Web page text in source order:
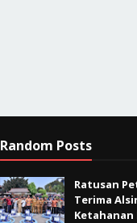
Random Posts
Ratusan
Terima
Ketahanan